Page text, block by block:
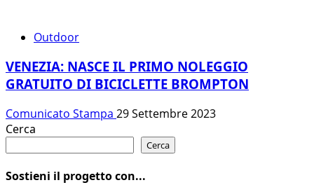
Outdoor
VENEZIA: NASCE IL PRIMO NOLEGGIO
GRATUITO DI BICICLETTE BROMPTON
Comunicato Stampa 29 Settembre 2023
Cerca
Cerca
Sostieni il progetto con...